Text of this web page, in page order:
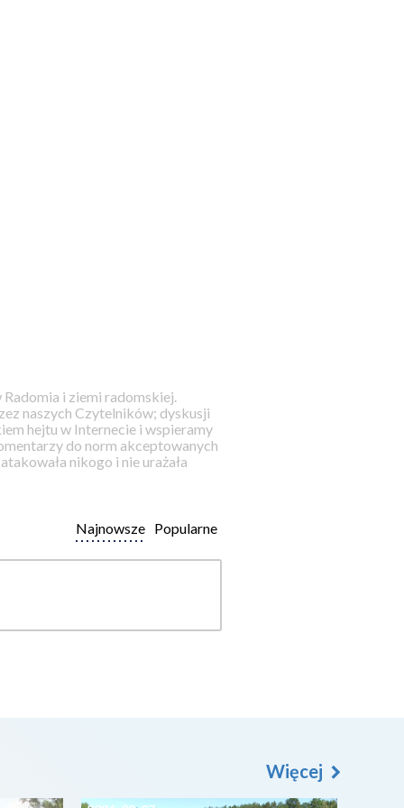
i ziemi radomskiej.
naszych Czytelników; dyskusji
hejtu w Internecie i wspieramy
do norm akceptowanych
nikogo i nie urażała
Popularne
Najnowsze
Więcej